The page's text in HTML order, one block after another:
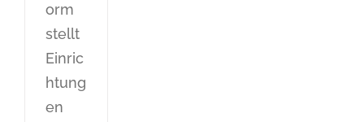
orm
stellt
Einric
htung
en